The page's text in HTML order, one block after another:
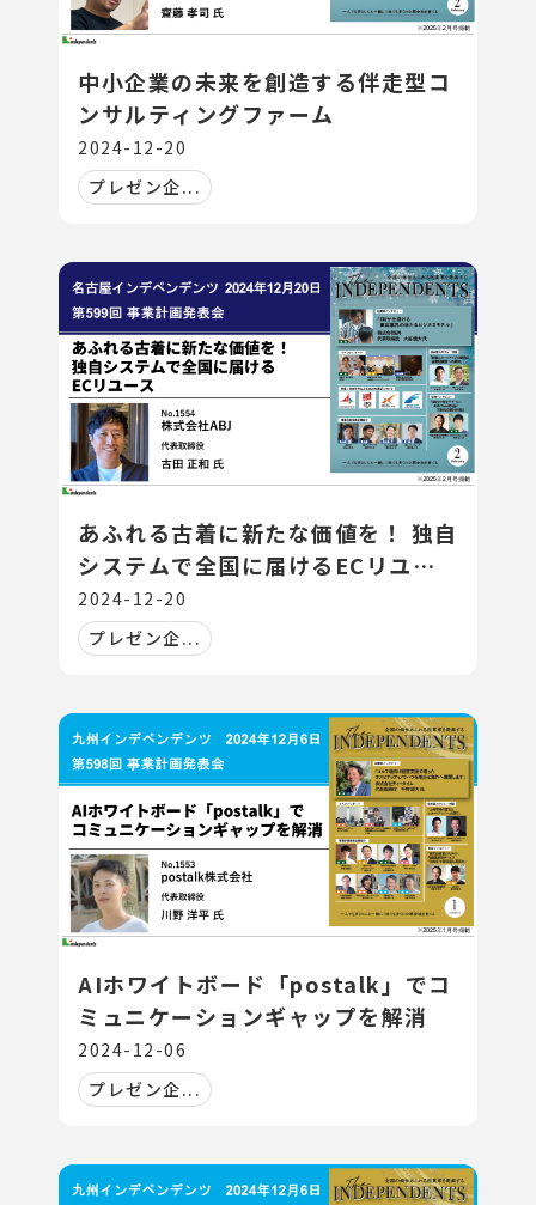
中小企業の未来を創造する伴走型コ
ンサルティングファーム
2024-12-20
プレゼン企...
あふれる古着に新たな価値を！ 独自
システムで全国に届けるECリユー
ス
2024-12-20
プレゼン企...
AIホワイトボード「postalk」でコ
ミュニケーションギャップを解消
2024-12-06
プレゼン企...